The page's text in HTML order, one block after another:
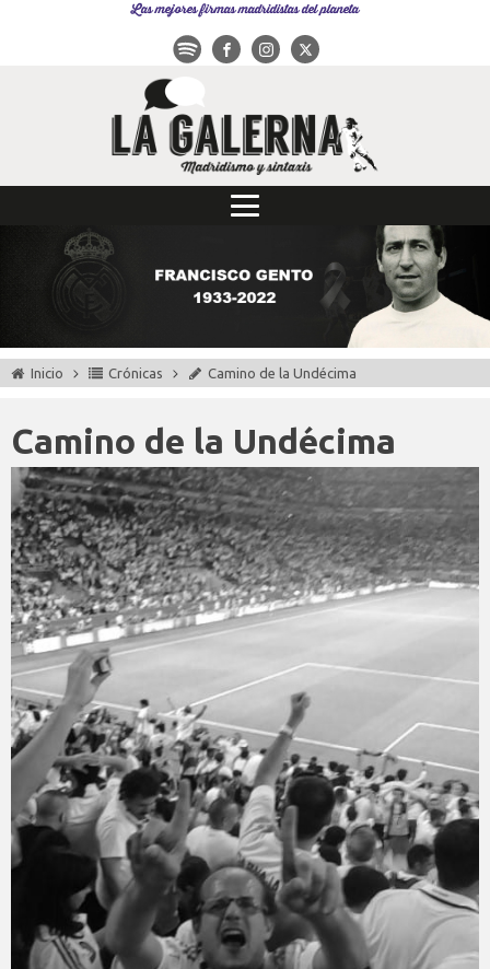
Las mejores firmas madridistas del planeta
Inicio Crónicas Camino de la Undécima
Camino de la Undécima